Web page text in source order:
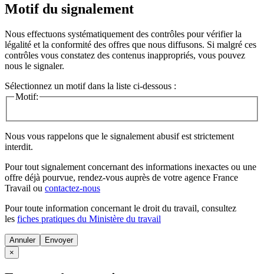
Motif du signalement
Nous effectuons systématiquement des contrôles pour vérifier la
légalité et la conformité des offres que nous diffusons. Si malgré ces
contrôles vous constatez des contenus inappropriés, vous pouvez
nous le signaler.
Sélectionnez un motif dans la liste ci-dessous :
Motif:
Nous vous rappelons que le signalement abusif est strictement
interdit.
Pour tout signalement concernant des informations inexactes ou une
offre déjà pourvue, rendez-vous auprès de votre agence France
Travail ou contactez-nous
Pour toute information concernant le droit du travail, consultez
les fiches pratiques du Ministère du travail
Annuler
×